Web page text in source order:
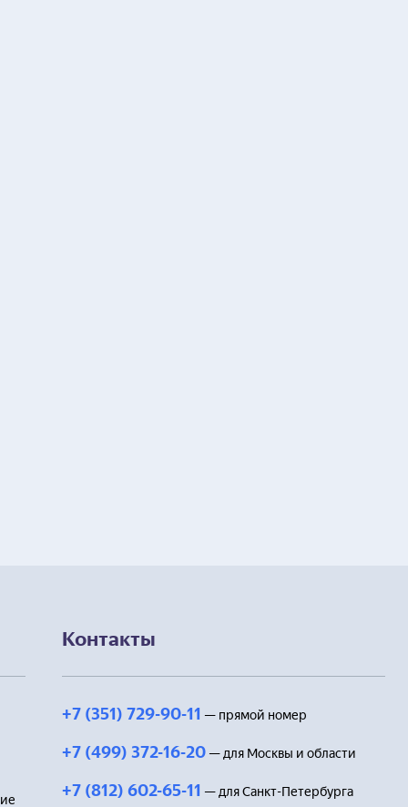
Контакты
+7 (351) 729-90-11 — прямой номер
+7 (499) 372-16-20 — для Москвы и области
+7 (812) 602-65-11 — для Санкт-Петербурга